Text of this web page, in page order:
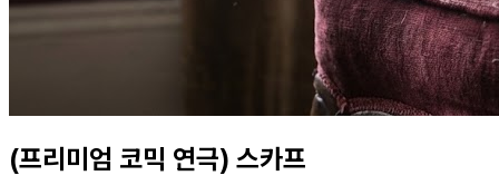
(프리미엄 코믹 연극) 스카프